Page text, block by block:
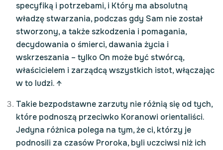
specyfiką i potrzebami, i Który ma absolutną
władzę stwarzania, podczas gdy Sam nie został
stworzony, a także szkodzenia i pomagania,
decydowania o śmierci, dawania życia i
wskrzeszania – tylko On może być stwórcą,
właścicielem i zarządcą wszystkich istot, włączając
w to ludzi. ↑
Takie bezpodstawne zarzuty nie różnią się od tych,
które podnoszą przeciwko Koranowi orientaliści.
Jedyna różnica polega na tym, że ci, którzy je
podnosili za czasów Proroka, byli uczciwsi niż ich